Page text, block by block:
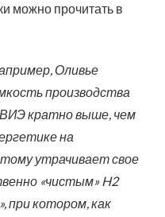
можно прочитать в
Оливье
производства
кратно выше, чем
на
утрачивает свое
«чистым» H2
при котором, как